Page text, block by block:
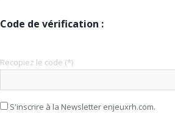
Code de vérification :
Recopiez le code (*)
S'inscrire à la Newsletter enjeuxrh.com.